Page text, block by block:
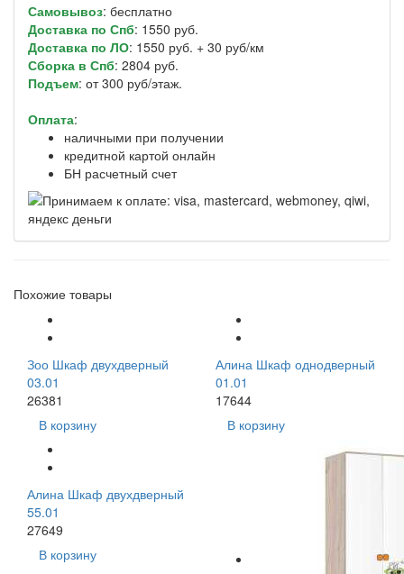
Самовывоз: бесплатно
Доставка по Спб: 1550 руб.
Доставка по ЛО: 1550 руб. + 30 руб/км
Сборка в Спб: 2804 руб.
Подъем: от 300 руб/этаж.
Оплата:
наличными при получении
кредитной картой онлайн
БН расчетный счет
Похожие товары
Зоо Шкаф двухдверный
03.01
26381
В корзину
Алина Шкаф однодверный
01.01
17644
В корзину
Алина Шкаф двухдверный
55.01
27649
В корзину